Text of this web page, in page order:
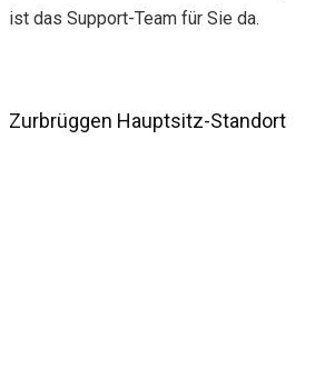
ist das Support-Team für Sie da.
Zurbrüggen Hauptsitz-Standort